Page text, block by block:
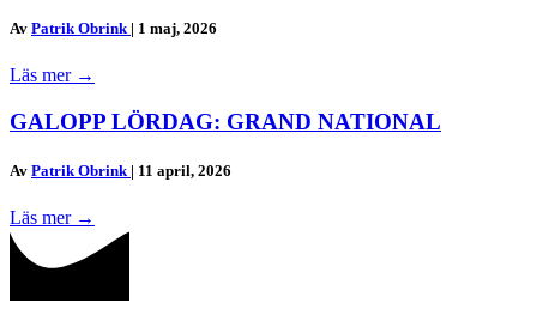
Av Patrik Obrink | 1 maj, 2026
Läs mer →
GALOPP LÖRDAG: GRAND NATIONAL
Av Patrik Obrink | 11 april, 2026
Läs mer →